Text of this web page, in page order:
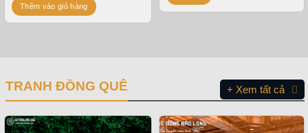
Thêm vào giỏ hàng
TRANH ĐỒNG QUÊ + Xem tất cả